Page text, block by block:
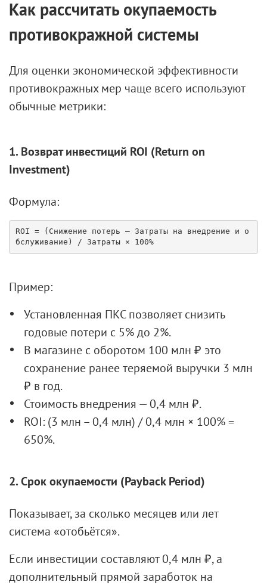
Как рассчитать окупаемость
противокражной системы
Для оценки экономической эффективности
противокражных мер чаще всего используют
обычные метрики:
1. Возврат инвестиций ROI (Return on
Investment)
Формула:
ROI = (Снижение потерь — Затраты на внедрение и о
бслуживание) / Затраты × 100%
Пример:
Установленная ПКС позволяет снизить
годовые потери с 5% до 2%.
В магазине с оборотом 100 млн ₽ это
сохранение ранее теряемой выручки 3 млн
₽ в год.
Стоимость внедрения — 0,4 млн ₽.
ROI: (3 млн – 0,4 млн) / 0,4 млн × 100% =
650%.
2. Срок окупаемости (Payback Period)
Показывает, за сколько месяцев или лет
система «отобьётся».
Если инвестиции составляют 0,4 млн ₽, а
дополнительный прямой заработок на